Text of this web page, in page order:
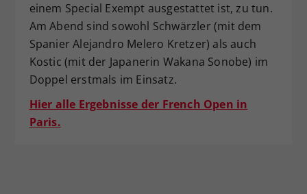
einem Special Exempt ausgestattet ist, zu tun.
Am Abend sind sowohl Schwärzler (mit dem
Spanier Alejandro Melero Kretzer) als auch
Kostic (mit der Japanerin Wakana Sonobe) im
Doppel erstmals im Einsatz.
Hier alle Ergebnisse der French Open in
Paris.